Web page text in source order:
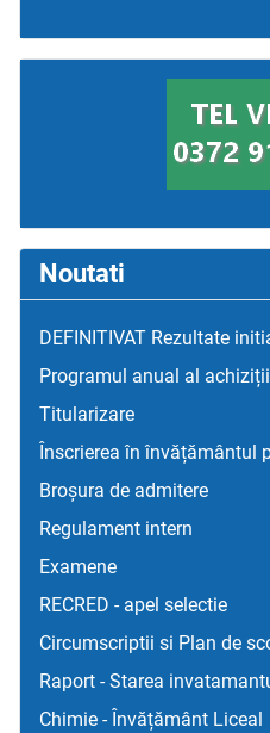
Noutati
DEFINITIVAT Rezultate
Programul anual al
Titularizare
Înscrierea în învățământul
Broșura de admitere
Regulament intern
Examene
RECRED - apel selectie
Circumscriptii si Plan de
Raport - Starea
Chimie - Învățământ Liceal